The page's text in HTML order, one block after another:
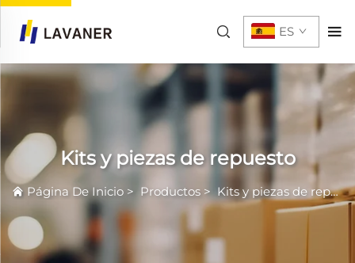
ES
Kits y piezas de repuesto
Página De Inicio > Productos > Kits y piezas de repuesto